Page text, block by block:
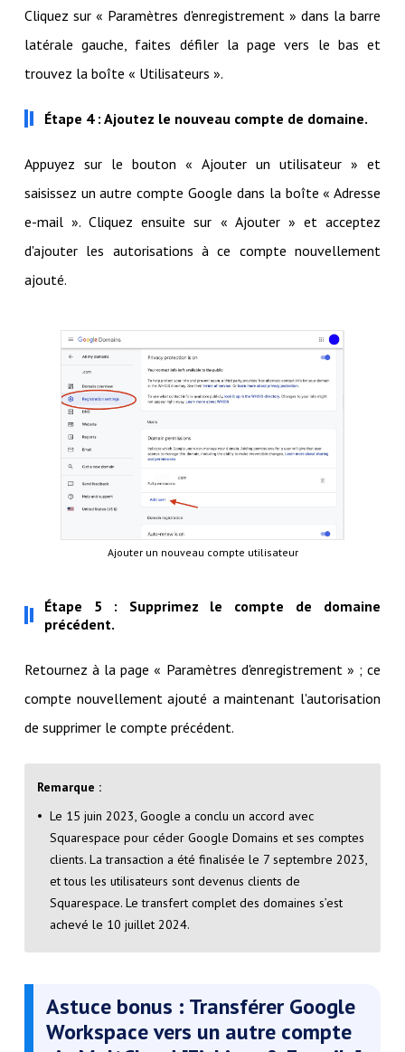
Cliquez sur « Paramètres d'enregistrement » dans la barre
latérale gauche, faites défiler la page vers le bas et
trouvez la boîte « Utilisateurs ».
Étape 4 : Ajoutez le nouveau compte de domaine.
Appuyez sur le bouton « Ajouter un utilisateur » et
saisissez un autre compte Google dans la boîte « Adresse
e-mail ». Cliquez ensuite sur « Ajouter » et acceptez
d'ajouter les autorisations à ce compte nouvellement
ajouté.
Ajouter un nouveau compte utilisateur
Étape 5 : Supprimez le compte de domaine
précédent.
Retournez à la page « Paramètres d'enregistrement » ; ce
compte nouvellement ajouté a maintenant l'autorisation
de supprimer le compte précédent.
Remarque :
Le 15 juin 2023, Google a conclu un accord avec
Squarespace pour céder Google Domains et ses comptes
clients. La transaction a été finalisée le 7 septembre 2023,
et tous les utilisateurs sont devenus clients de
Squarespace. Le transfert complet des domaines s’est
achevé le 10 juillet 2024.
Astuce bonus : Transférer Google
Workspace vers un autre compte